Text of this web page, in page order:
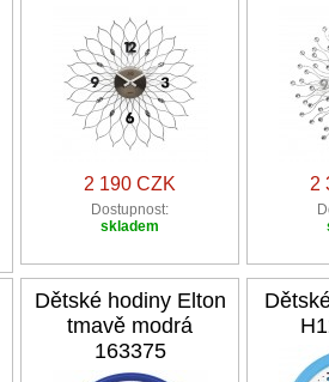
2 190 CZK
Dostupnost:
skladem
2
Dětské hodiny Elton
tmavě modrá
163375